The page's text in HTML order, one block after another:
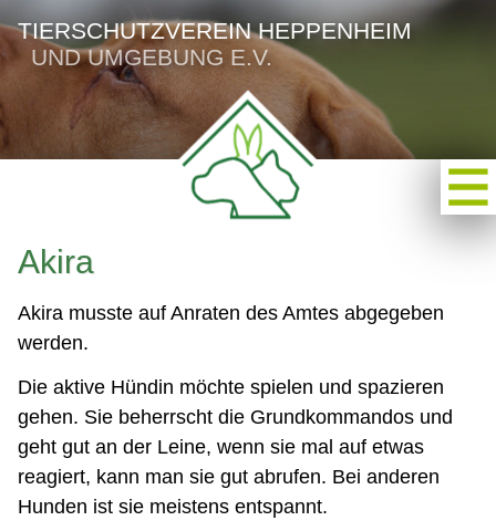
TIERSCHUTZVEREIN HEPPENHEIM
UND UMGEBUNG E.V.
Akira
Akira musste auf Anraten des Amtes abgegeben
werden.
Die aktive Hündin möchte spielen und spazieren
gehen. Sie beherrscht die Grundkommandos und
geht gut an der Leine, wenn sie mal auf etwas
reagiert, kann man sie gut abrufen. Bei anderen
Hunden ist sie meistens entspannt.